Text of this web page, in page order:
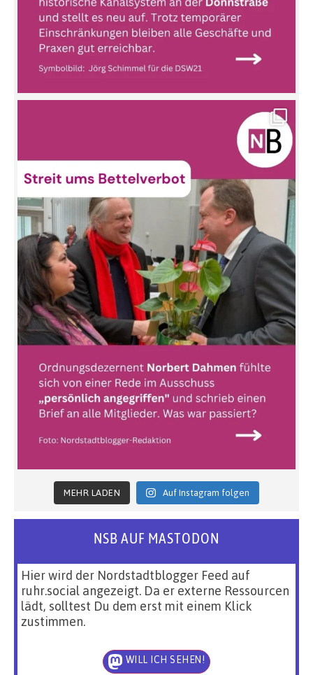
MEHR LADEN Auf Instagram folgen
NSB AUF MASTODON
Hier wird der Nordstadtblogger Feed auf
ruhr.social angezeigt. Da er externe Ressourcen
lädt, solltest Du dem erst mit einem Klick
zustimmen.
WILL ICH SEHEN!